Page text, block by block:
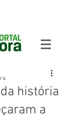
história
a